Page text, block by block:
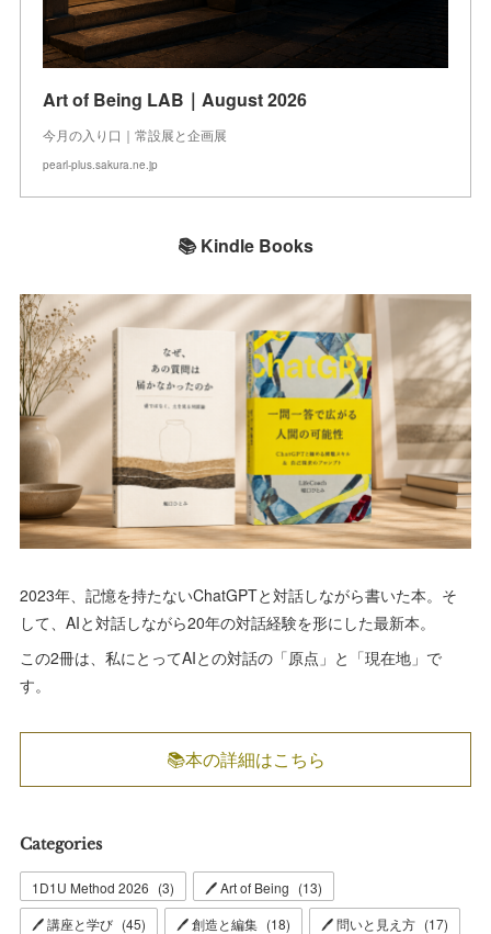
Art of Being LAB｜August 2026
今月の入り口｜常設展と企画展
pearl-plus.sakura.ne.jp
📚 Kindle Books
2023年、記憶を持たないChatGPTと対話しながら書いた本。そ
して、AIと対話しながら20年の対話経験を形にした最新本。
この2冊は、私にとってAIとの対話の「原点」と「現在地」で
す。
📚本の詳細はこちら
Categories
1D1U Method 2026 (3) 🖊 Art of Being (13)
🖊 講座と学び (45) 🖊 創造と編集 (18) 🖊 問いと見え方 (17)